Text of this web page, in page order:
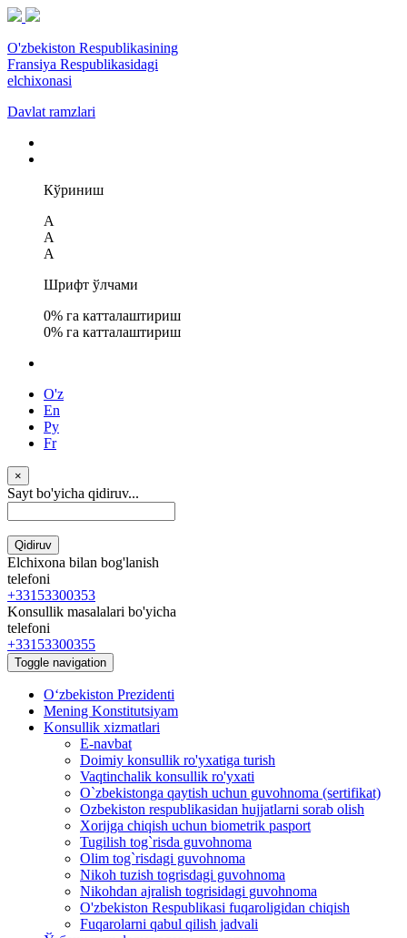
O'zbekiston Respublikasining
Fransiya Respublikasidagi
elchixonasi
Davlat ramzlari
Кўриниш
A
A
A
Шрифт ўлчами
0% га катталаштириш
0% га катталаштириш
O'z
En
Ру
Fr
×
Sayt bo'yicha qidiruv...
Qidiruv
Elchixona bilan bog'lanish
telefoni
+33153300353
Konsullik masalalari bo'yicha
telefoni
+33153300355
Toggle navigation
Oʻzbekiston Prezidenti
Mening Konstitutsiyam
Konsullik xizmatlari
E-navbat
Doimiy konsullik ro'yxatiga turish
Vaqtinchalik konsullik ro'yxati
O`zbekistonga qaytish uchun guvohnoma (sertifikat)
Ozbekiston respublikasidan hujjatlarni sorab olish
Xorijga chiqish uchun biometrik pasport
Tugilish tog`risda guvohnoma
Olim tog`risdagi guvohnoma
Nikoh tuzish togrisdagi guvohnoma
Nikohdan ajralish togrisidagi guvohnoma
O'zbekiston Respublikasi fuqaroligidan chiqish
Fuqarolarni qabul qilish jadvali